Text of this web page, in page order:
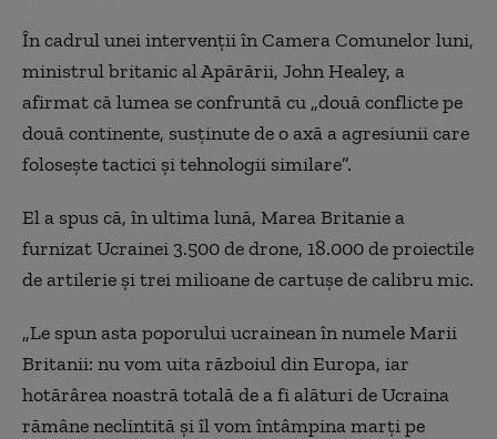
În cadrul unei intervenții în Camera Comunelor luni,
ministrul britanic al Apărării, John Healey, a
afirmat că lumea se confruntă cu „două conflicte pe
două continente, susținute de o axă a agresiunii care
folosește tactici și tehnologii similare”.
El a spus că, în ultima lună, Marea Britanie a
furnizat Ucrainei 3.500 de drone, 18.000 de proiectile
de artilerie și trei milioane de cartușe de calibru mic.
„Le spun asta poporului ucrainean în numele Marii
Britanii: nu vom uita războiul din Europa, iar
hotărârea noastră totală de a fi alături de Ucraina
rămâne neclintită și îl vom întâmpina marți pe